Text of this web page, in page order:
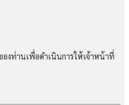
งท่านเพื่อดำเนินการให้เจ้าหน้าที่